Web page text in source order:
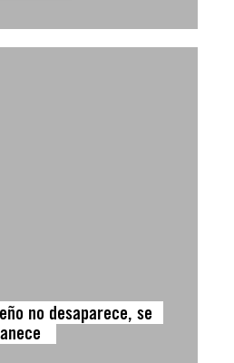
no desaparece, se